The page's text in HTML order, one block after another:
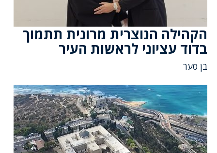
הקהילה הנוצרית מרונית תתמוך
בדוד עציוני לראשות העיר
בן סער